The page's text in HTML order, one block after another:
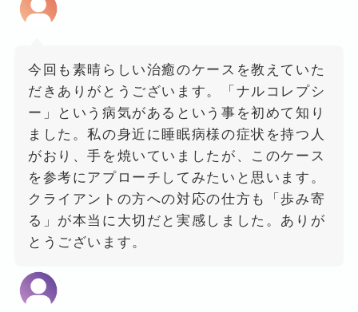
今回も素晴らしい治癒のケースを教えていた
だきありがとうございます。「ナルコレプシ
ー」という病気があるという事を初めて知り
ました。私の身近に睡眠病様の症状を持つ人
がおり、手を焼いていましたが、このケース
を参考にアプローチしてみたいと思います。
クライアントの方への対応の仕方も「歩み寄
る」が本当に大切だと実感しました。ありが
とうございます。